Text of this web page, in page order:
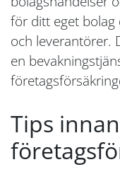
för ditt eget
och leverantörer.
en
Tips